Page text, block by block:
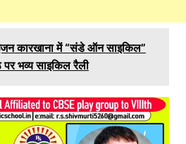
कारखाना में “संडे ऑन साइकिल”
पर भव्य साइकिल रैली